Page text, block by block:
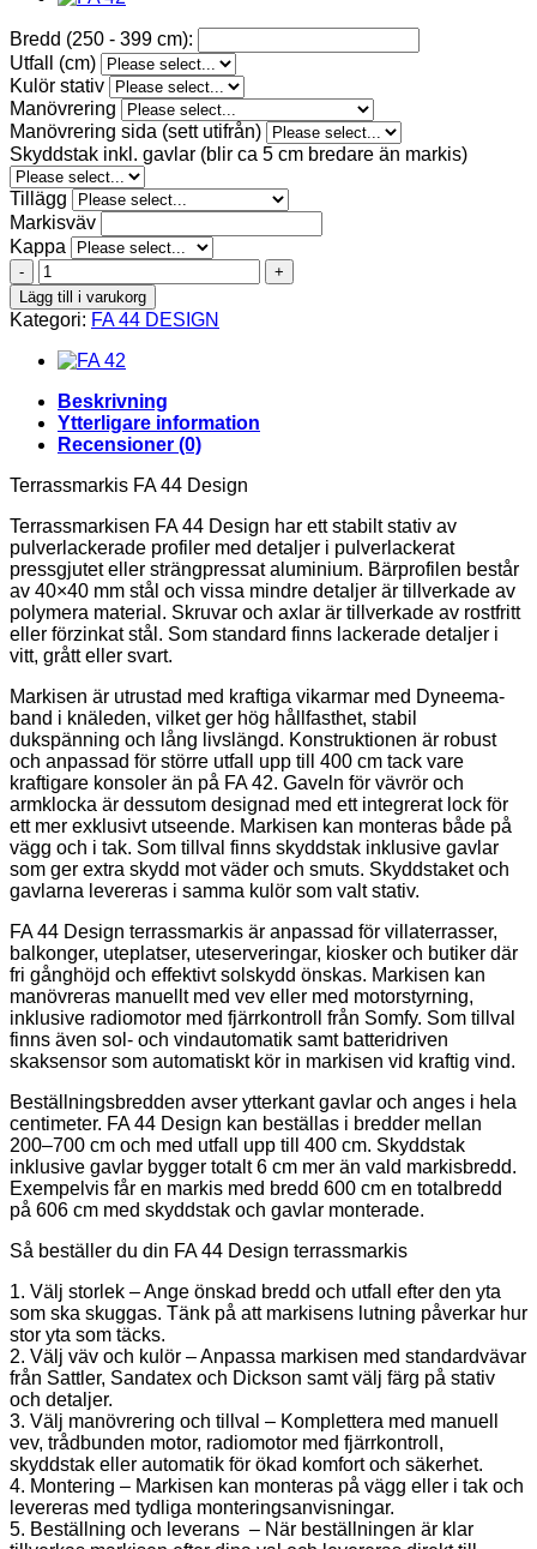
Bredd (250 - 399 cm):
Utfall (cm)
Kulör stativ
Manövrering
Manövrering sida (sett utifrån)
Skyddstak inkl. gavlar (blir ca 5 cm bredare än markis)
Tillägg
Markisväv
Kappa
FA
44
DESIGN
(bredd
250-
399
cm)
mängd
Lägg till i varukorg
Kategori: FA 44 DESIGN
Beskrivning
Ytterligare information
Recensioner (0)
Terrassmarkis FA 44 Design
Terrassmarkisen FA 44 Design har ett stabilt stativ av
pulverlackerade profiler med detaljer i pulverlackerat
pressgjutet eller strängpressat aluminium. Bärprofilen består
av 40×40 mm stål och vissa mindre detaljer är tillverkade av
polymera material. Skruvar och axlar är tillverkade av rostfritt
eller förzinkat stål. Som standard finns lackerade detaljer i
vitt, grått eller svart.
Markisen är utrustad med kraftiga vikarmar med Dyneema-
band i knäleden, vilket ger hög hållfasthet, stabil
dukspänning och lång livslängd. Konstruktionen är robust
och anpassad för större utfall upp till 400 cm tack vare
kraftigare konsoler än på FA 42. Gaveln för vävrör och
armklocka är dessutom designad med ett integrerat lock för
ett mer exklusivt utseende. Markisen kan monteras både på
vägg och i tak. Som tillval finns skyddstak inklusive gavlar
som ger extra skydd mot väder och smuts. Skyddstaket och
gavlarna levereras i samma kulör som valt stativ.
FA 44 Design terrassmarkis är anpassad för villaterrasser,
balkonger, uteplatser, uteserveringar, kiosker och butiker där
fri gånghöjd och effektivt solskydd önskas. Markisen kan
manövreras manuellt med vev eller med motorstyrning,
inklusive radiomotor med fjärrkontroll från Somfy. Som tillval
finns även sol- och vindautomatik samt batteridriven
skaksensor som automatiskt kör in markisen vid kraftig vind.
Beställningsbredden avser ytterkant gavlar och anges i hela
centimeter. FA 44 Design kan beställas i bredder mellan
200–700 cm och med utfall upp till 400 cm. Skyddstak
inklusive gavlar bygger totalt 6 cm mer än vald markisbredd.
Exempelvis får en markis med bredd 600 cm en totalbredd
på 606 cm med skyddstak och gavlar monterade.
Så beställer du din FA 44 Design terrassmarkis
1. Välj storlek – Ange önskad bredd och utfall efter den yta
som ska skuggas. Tänk på att markisens lutning påverkar hur
stor yta som täcks.
2. Välj väv och kulör – Anpassa markisen med standardvävar
från Sattler, Sandatex och Dickson samt välj färg på stativ
och detaljer.
3. Välj manövrering och tillval – Komplettera med manuell
vev, trådbunden motor, radiomotor med fjärrkontroll,
skyddstak eller automatik för ökad komfort och säkerhet.
4. Montering – Markisen kan monteras på vägg eller i tak och
levereras med tydliga monteringsanvisningar.
5. Beställning och leverans – När beställningen är klar